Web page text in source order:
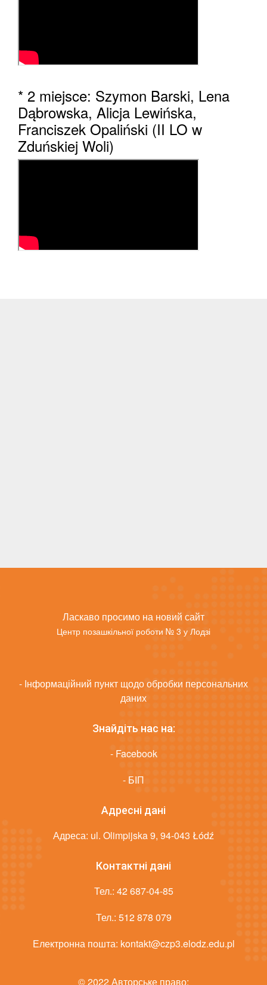
* 2 miejsce: Szymon Barski, Lena
Dąbrowska, Alicja Lewińska,
Franciszek Opaliński (II LO w
Zduńskiej Woli)
Ласкаво просимо на новий сайт
Центр позашкільної роботи № 3 у Лодзі
- Інформаційний пункт щодо обробки персональних
даних
Знайдіть нас на:
- Facebook
- БІП
Адресні дані
Адреса: ul. Olimpijska 9, 94-043 Łódź
Контактні дані
Тел.: 42 687-04-85
Тел.: 512 878 079
Електронна пошта: kontakt@czp3.elodz.edu.pl
© 2022 Авторське право: